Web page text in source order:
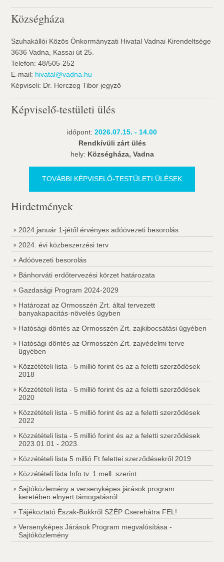
Községháza
Szuhakállói Közös Önkormányzati Hivatal Vadnai Kirendeltsége
3636 Vadna, Kassai út 25.
Telefon: 48/505-252
E-mail: hivatal@vadna.hu
Képviseli: Dr. Herczeg Tibor jegyző
Képviselő-testületi ülés
időpont: 2026.07.15. - 14.00
Rendkívüli zárt ülés
hely: Községháza, Vadna
TOVÁBBI KÉPVISELŐ-TESTÜLETI ÜLÉSEK
Hirdetmények
2024.január 1-jétől érvényes adóövezeti besorolás
2024. évi közbeszerzési terv
Adóövezeti besorolás
Bánhorváti erdőtervezési körzet határozata
Gazdasági Program 2024-2029
Határozat az Ormosszén Zrt. által tervezett
banyakapacitás-növelés ügyben
Hatósági döntés az Ormosszén Zrt. zajkibocsátási ügyében
Hatósági döntés az Ormosszén Zrt. zajvédelmi terve
ügyében
Közzétételi lista - 5 millió forint és az a feletti szerződések
2018
Közzétételi lista - 5 millió forint és az a feletti szerződések
2020
Közzétételi lista - 5 millió forint és az a feletti szerződések
2022
Közzétételi lista - 5 millió forint és az a feletti szerződések
2023.01.01 - 2023.
Közzétételi lista 5 millió Ft felettei szerződésekről 2019
Közzétételi lista Info.tv. 1.mell. szerint
Sajtóközlemény a versenyképes járások program
keretében elnyert támogatásról
Tájékoztató Észak-Bükkről SZÉP Cserehátra FEL!
Versenyképes Járások Program megvalósítása -
Sajtóközlemény